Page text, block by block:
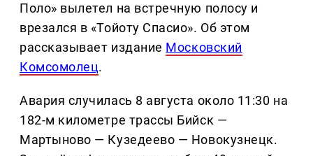
Поло» вылетел на встречную полосу и
врезался в «Тойоту Спасио». Об этом
рассказывает издание Московский
Комсомолец.
Авария случилась 8 августа около 11:30 на
182-м километре трассы Бийск —
Мартыново — Кузедеево — Новокузнецк.